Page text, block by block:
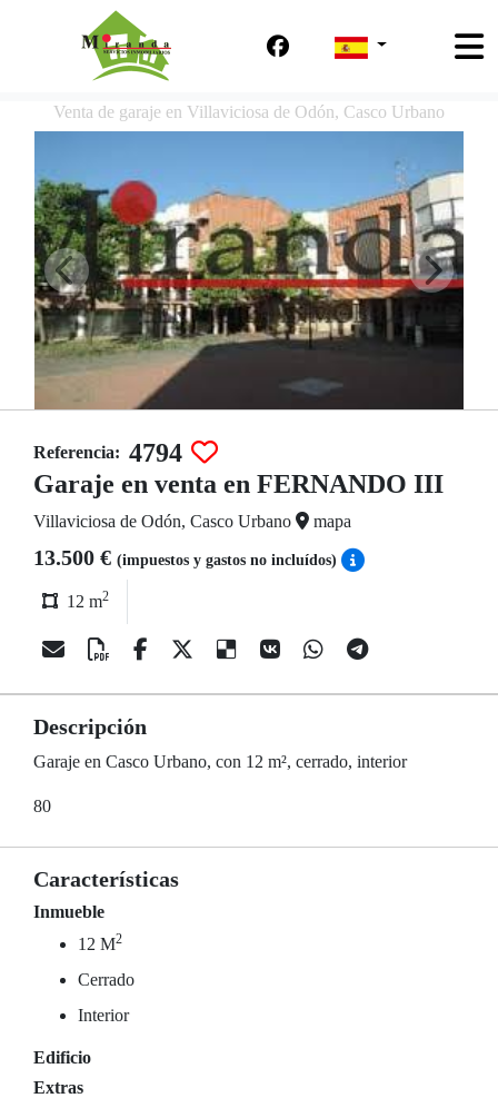
Venta de garaje en Villaviciosa de Odón, Casco Urbano
Referencia: 4794
Garaje en venta en FERNANDO III
Villaviciosa de Odón, Casco Urbano mapa
13.500 € (impuestos y gastos no incluídos)
12 m2
Descripción
Garaje en Casco Urbano, con 12 m², cerrado, interior
80
Características
Inmueble
12 M2
Cerrado
Interior
Edificio
Extras